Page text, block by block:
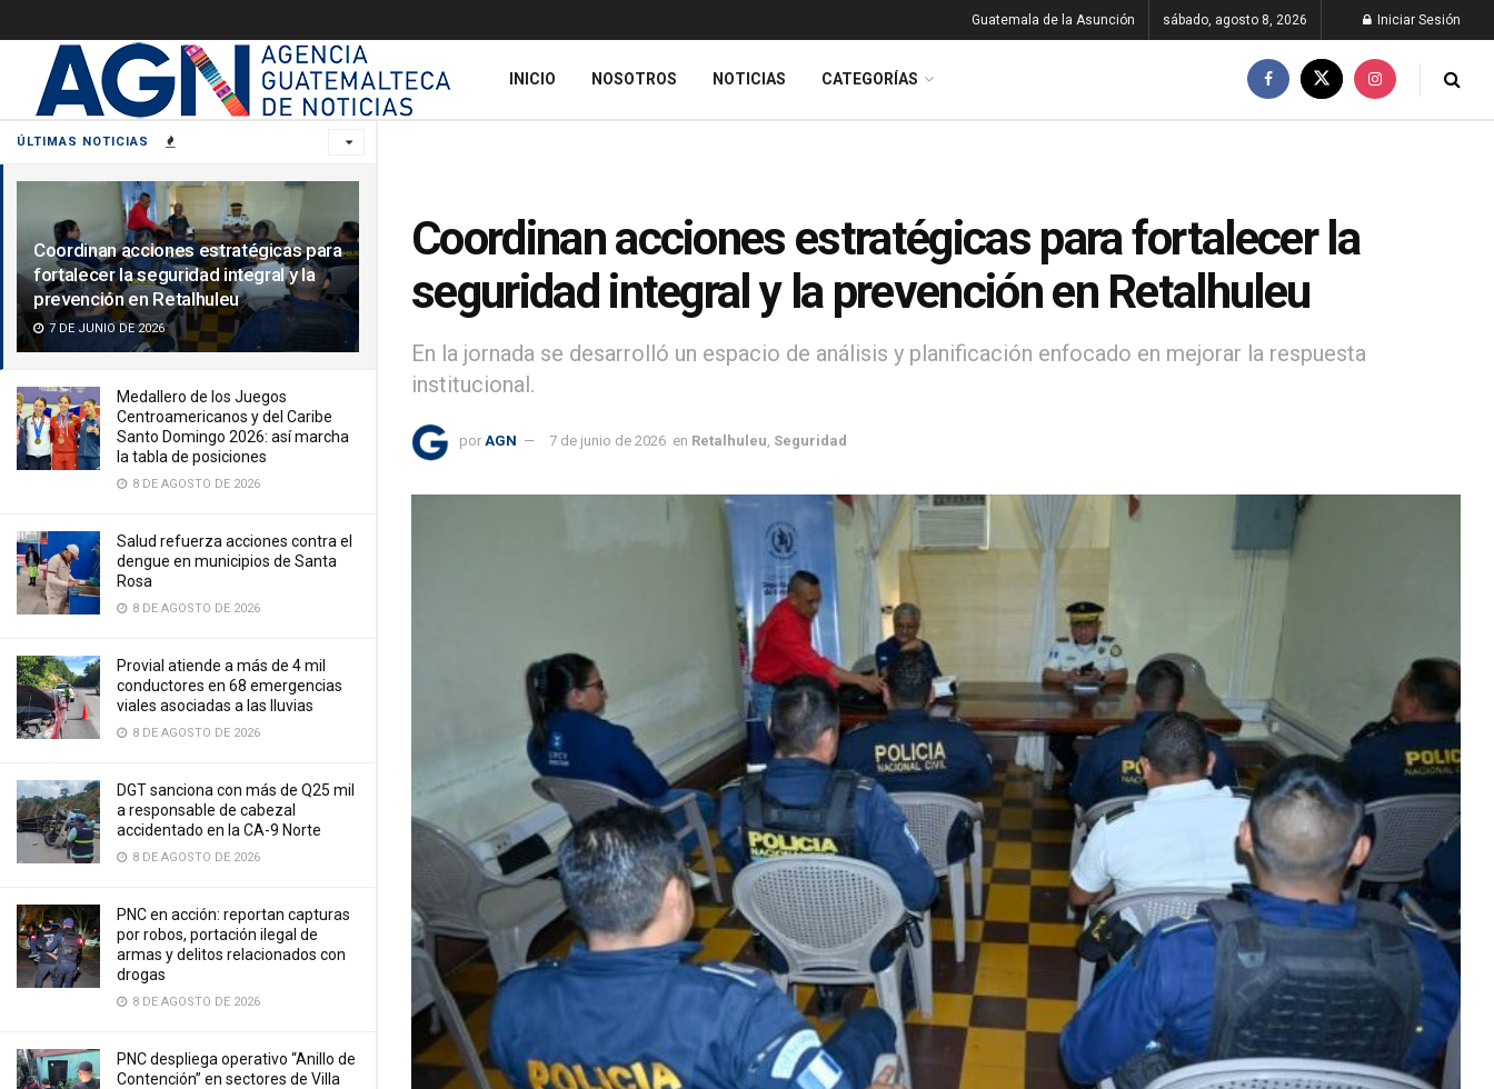
ÚLTIMAS NOTICIAS
Coordinan acciones estratégicas para
fortalecer la seguridad integral y la
prevención en Retalhuleu
7 DE JUNIO DE 2026
Medallero de los Juegos
Centroamericanos y del Caribe
Santo Domingo 2026: así marcha
la tabla de posiciones
8 DE AGOSTO DE 2026
Salud refuerza acciones contra el
dengue en municipios de Santa
Rosa
8 DE AGOSTO DE 2026
Provial atiende a más de 4 mil
conductores en 68 emergencias
viales asociadas a las lluvias
8 DE AGOSTO DE 2026
DGT sanciona con más de Q25 mil
a responsable de cabezal
accidentado en la CA-9 Norte
8 DE AGOSTO DE 2026
PNC en acción: reportan capturas
por robos, portación ilegal de
armas y delitos relacionados con
drogas
8 DE AGOSTO DE 2026
PNC despliega operativo “Anillo de
Contención” en sectores de Villa
Guatemala de la Asunción sábado, agosto 8, 2026 Iniciar Sesión
INICIO NOSOTROS NOTICIAS CATEGORÍAS
Coordinan acciones estratégicas para fortalecer la
seguridad integral y la prevención en Retalhuleu
En la jornada se desarrolló un espacio de análisis y planificación enfocado en mejorar la respuesta
institucional.
por AGN 7 de junio de 2026 en Retalhuleu Seguridad